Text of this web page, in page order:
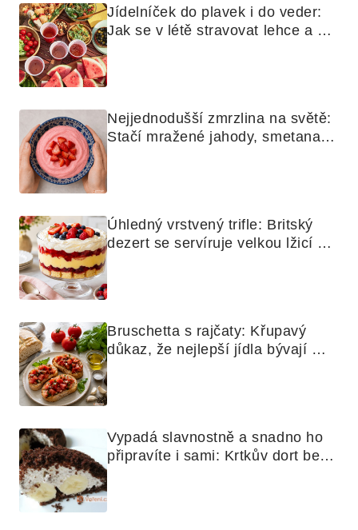
Jídelníček do plavek i do veder:
Jak se v létě stravovat lehce a
Nejjednodušší zmrzlina na světě:
Stačí mražené jahody, smetana a
Úhledný vrstvený trifle: Britský
dezert se servíruje velkou lžicí
Bruschetta s rajčaty: Křupavý
důkaz, že nejlepší jídla bývají
Vypadá slavnostně a snadno ho
připravíte i sami: Krtkův dort bez